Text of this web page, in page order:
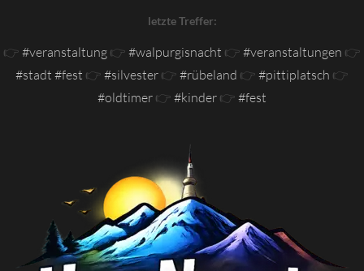
letzte Treffer:
👉 #veranstaltung 👉 #walpurgisnacht 👉 #veranstaltungen 👉
#stadt #fest 👉 #silvester 👉 #rübeland 👉 #pittiplatsch 👉
#oldtimer 👉 #kinder 👉 #fest